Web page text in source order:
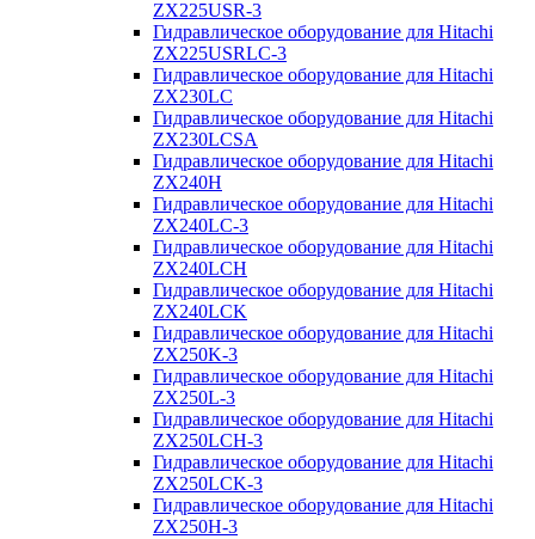
ZX225USR-3
Гидравлическое оборудование для Hitachi
ZX225USRLC-3
Гидравлическое оборудование для Hitachi
ZX230LC
Гидравлическое оборудование для Hitachi
ZX230LCSA
Гидравлическое оборудование для Hitachi
ZX240H
Гидравлическое оборудование для Hitachi
ZX240LC-3
Гидравлическое оборудование для Hitachi
ZX240LCH
Гидравлическое оборудование для Hitachi
ZX240LCK
Гидравлическое оборудование для Hitachi
ZX250K-3
Гидравлическое оборудование для Hitachi
ZX250L-3
Гидравлическое оборудование для Hitachi
ZX250LCH-3
Гидравлическое оборудование для Hitachi
ZX250LCK-3
Гидравлическое оборудование для Hitachi
ZX250Н-3